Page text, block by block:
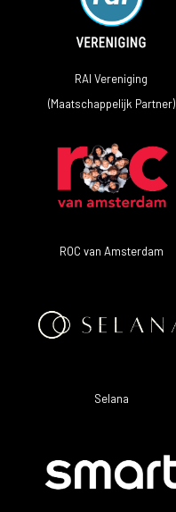
RAI Vereniging
(Maatschappelijk Partner)
ROC van Amsterdam
Selana